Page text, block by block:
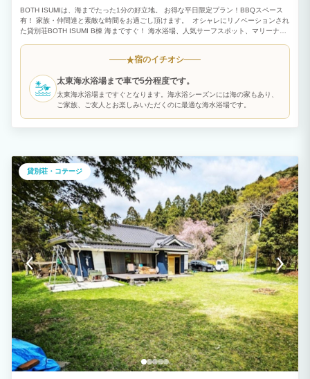
BOTH ISUMIは、海までたった1分の好立地。 お得な平日限定プラン！BBQスペース
有！ 家族・仲間達と素敵な時間をお過ごし頂けます。 オシャレにリノベーションされ
た貸別荘BOTH ISUMI B棟 海まですぐ！ 海水浴場、人気サーフスポット、マリーナ、
★宿のイチオシ
太東海水浴場まで車で5分程度です。
太東海水浴場まですぐとなります。海水浴シーズンには海の家もあり、
ご家族、ご友人とお楽しみいただくのに最適な海水浴場です。
貸別荘・コテージ